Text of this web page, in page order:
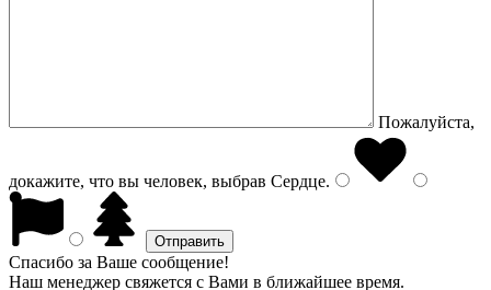
Пожалуйста,
докажите, что вы человек, выбрав Сердце.
Спасибо за Ваше сообщение!
Наш менеджер свяжется с Вами в ближайшее время.